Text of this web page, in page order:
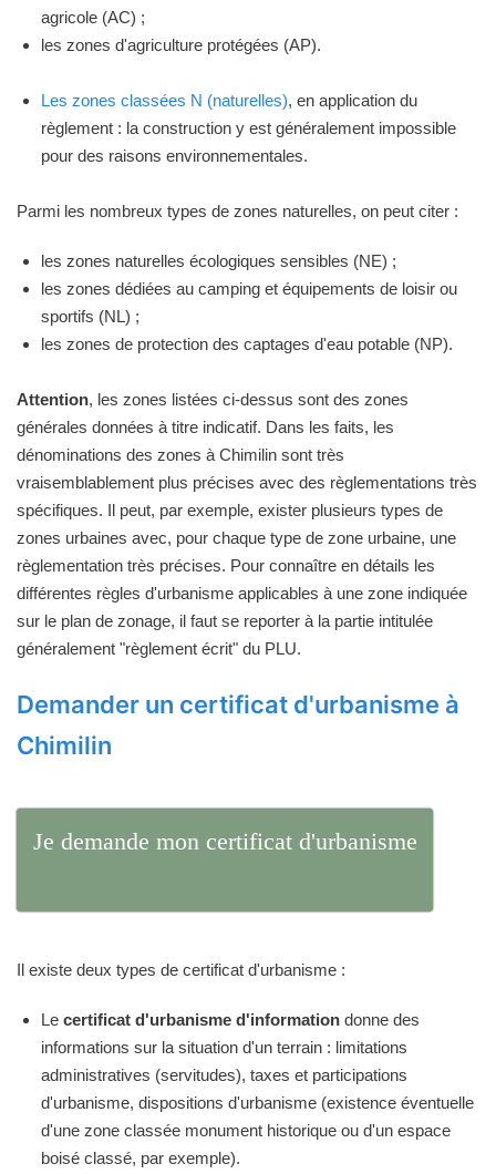
agricole (AC) ;
les zones d'agriculture protégées (AP).
Les zones classées N (naturelles), en application du
règlement : la construction y est généralement impossible
pour des raisons environnementales.
Parmi les nombreux types de zones naturelles, on peut citer :
les zones naturelles écologiques sensibles (NE) ;
les zones dédiées au camping et équipements de loisir ou
sportifs (NL) ;
les zones de protection des captages d'eau potable (NP).
Attention, les zones listées ci-dessus sont des zones
générales données à titre indicatif. Dans les faits, les
dénominations des zones à Chimilin sont très
vraisemblablement plus précises avec des règlementations très
spécifiques. Il peut, par exemple, exister plusieurs types de
zones urbaines avec, pour chaque type de zone urbaine, une
règlementation très précises. Pour connaître en détails les
différentes règles d'urbanisme applicables à une zone indiquée
sur le plan de zonage, il faut se reporter à la partie intitulée
généralement "règlement écrit" du PLU.
Demander un certificat d'urbanisme à
Chimilin
Je demande mon certificat d'urbanisme
Il existe deux types de certificat d'urbanisme :
Le certificat d'urbanisme d'information donne des
informations sur la situation d'un terrain : limitations
administratives (servitudes), taxes et participations
d'urbanisme, dispositions d'urbanisme (existence éventuelle
d'une zone classée monument historique ou d'un espace
boisé classé, par exemple).